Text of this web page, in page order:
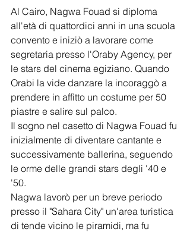
Al Cairo, Nagwa Fouad si diploma
all'età di quattordici anni in una scuola
convento e iniziò a lavorare come
segretaria presso l'Oraby Agency, per
le stars del cinema egiziano. Quando
Orabi la vide danzare la incoraggò a
prendere in affitto un costume per 50
piastre e salire sul palco.
Il sogno nel casetto di Nagwa Fouad fu
inizialmente di diventare cantante e
successivamente ballerina, seguendo
le orme delle grandi stars degli '40 e
'50.
Nagwa lavorò per un breve periodo
presso il "Sahara City" un'area turistica
di tende vicino le piramidi, ma fu